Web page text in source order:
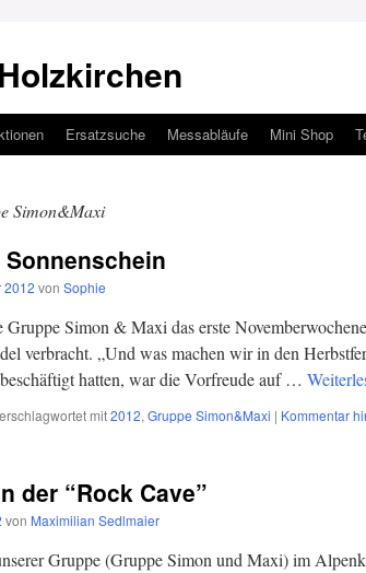
Ersatzsuche Messabläufe Mini Shop
Simon&Maxi
2012 von Sophie
Simon & Maxi das erste
verbracht. „Und was machen wir in den
hatten, war die Vorfreude auf …
mit2012, Gruppe Simon&Maxi | Kommentar
der “Rock Cave”
von Maximilian Sedlmaier
Gruppe (Gruppe Simon und Maxi) im